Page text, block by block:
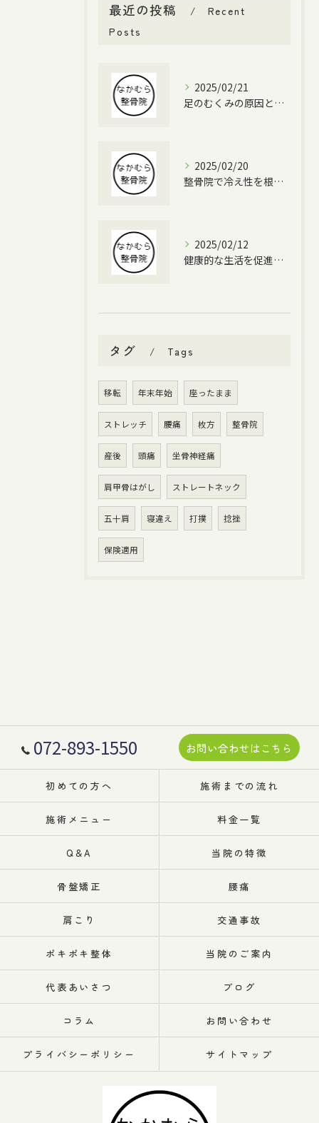
最近の投稿
Recent
Posts
2025/02/21
足のむくみの原因と対策
2025/02/20
整骨院で冷え性を根本改善する方法
2025/02/12
健康的な生活を促進する整体
タグ Tags
移転 年末年始 座ったまま
ストレッチ 腰痛 枚方 整骨院
産後 頭痛 坐骨神経痛
肩甲骨はがし ストレートネック
五十肩 寝違え 打撲 捻挫
保険適用
072-893-1550 お問い合わせはこちら
初めての方へ 施術までの流れ
施術メニュー 料金一覧
Q&A 当院の特徴
骨盤矯正 腰痛
肩こり 交通事故
ポキポキ整体 当院のご案内
代表あいさつ ブログ
コラム お問い合わせ
プライバシーポリシー サイトマップ